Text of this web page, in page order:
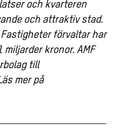
och kvarteren
och attraktiv stad.
förvaltar har
kronor. AMF
till
mer på